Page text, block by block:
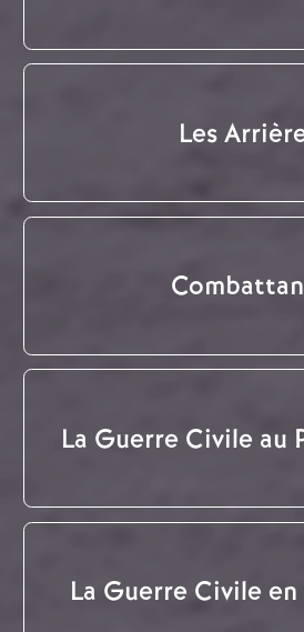
Les
La Guerre Civile au
La Guerre Civile